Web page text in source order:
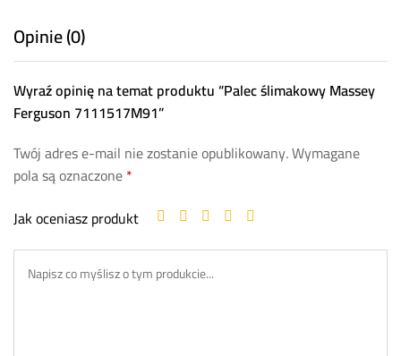
Opinie (0)
Wyraź opinię na temat produktu “Palec ślimakowy Massey
Ferguson 7111517M91”
Twój adres e-mail nie zostanie opublikowany.Wymagane
pola są oznaczone*
Jak oceniasz produkt